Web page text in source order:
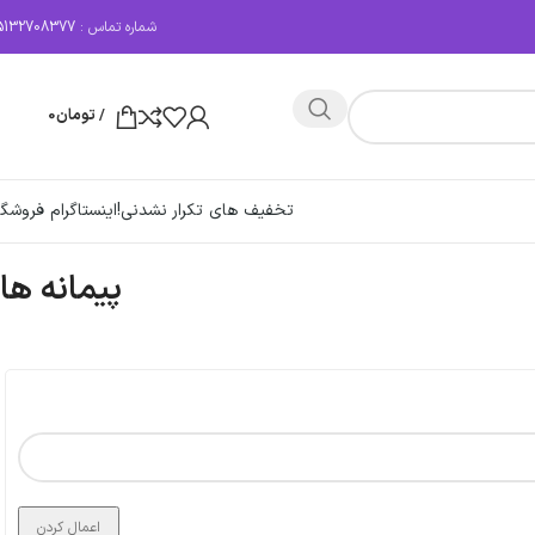
شماره تماس :
/ تومان0
تخفیف های تکرار نشدنی!اینستاگرام
پیمانه ها
اعمال کردن